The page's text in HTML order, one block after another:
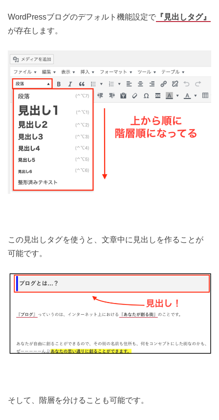
WordPressブログのデフォルト機能設定で 『見出しタグ』
が存在します。
この見出しタグを使うと、文章中に見出しを作ることが
可能です。
そして、階層を分けることも可能です。